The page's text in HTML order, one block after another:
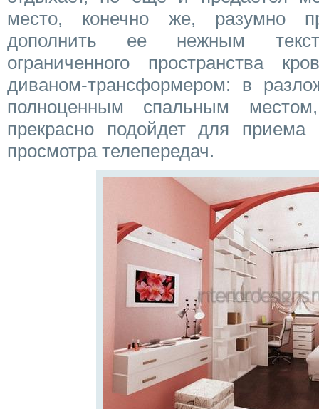
место, конечно же, разумно
дополнить ее нежным
ограниченного пространства
диваном-трансформером: в
полноценным спальным
прекрасно подойдет для приема
просмотра телепередач.